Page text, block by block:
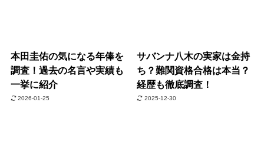
本田圭佑の気になる年俸を
調査！過去の名言や実績も
一挙に紹介
2026-01-25
サバンナ八木の実家は金持
ち？難関資格合格は本当？
経歴も徹底調査！
2025-12-30